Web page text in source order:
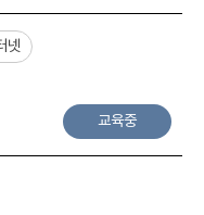
넷
교육중